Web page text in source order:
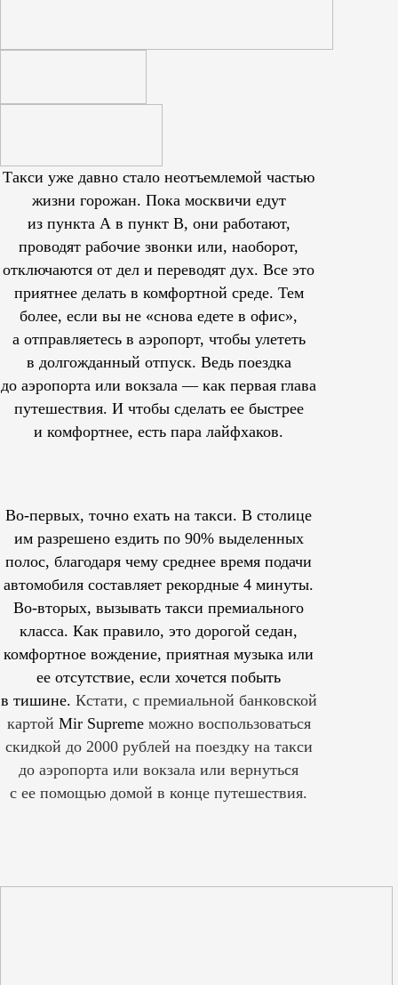
Такси уже давно стало неотъемлемой частью
жизни горожан. Пока москвичи едут
из пункта А в пункт В, они работают,
проводят рабочие звонки или, наоборот,
отключаются от дел и переводят дух. Все это
приятнее делать в комфортной среде. Тем
более, если вы не «снова едете в офис»,
а отправляетесь в аэропорт, чтобы улететь
в долгожданный отпуск. Ведь поездка
до аэропорта или вокзала — как первая глава
путешествия. И чтобы сделать ее быстрее
и комфортнее, есть пара лайфхаков.
Во-первых, точно ехать на такси. В столице
им разрешеноездить по 90% выделенных
полос, благодаря чему среднее время подачи
автомобиля составляет рекордные 4 минуты.
Во-вторых, вызывать такси премиального
класса. Как правило, это дорогой седан,
комфортное вождение, приятная музыка или
ее отсутствие, если хочется побыть
в тишине. Кстати, с премиальной банковской
картой Mir Supreme можно воспользоваться
скидкой до 2000 рублей на поездку на такси
до аэропорта или вокзала или вернуться
с ее помощью домой в конце путешествия.